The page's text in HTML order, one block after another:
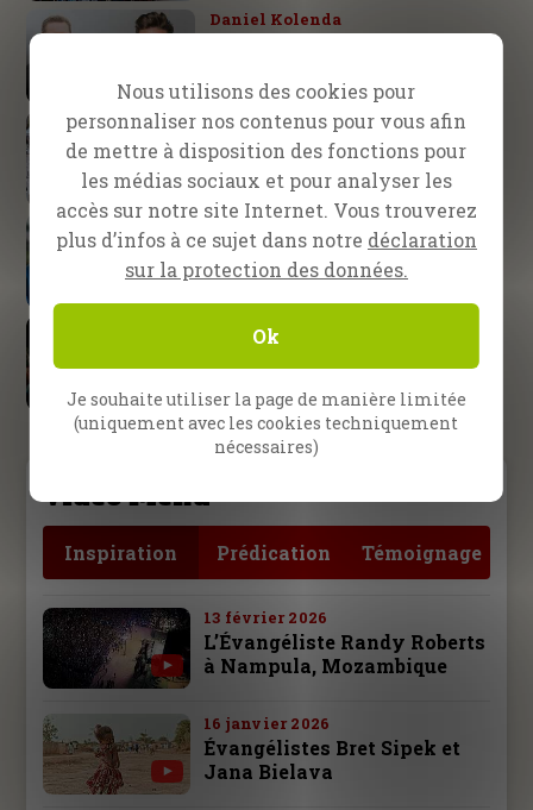
Daniel Kolenda
La victoire appartient au
Pattaya, Thaïlande
Un ‘ladyboy’ rencontre Jésus !
Équipe de CfaN
40 ans de service fidèle
Fire26
Là où est l’Esprit, là est la
liberté !
Video Menu
Inspiration Prédication Témoignage
13 février 2026
L’Évangéliste Randy Roberts
à Nampula, Mozambique
16 janvier 2026
Évangélistes Bret Sipek et
Jana Bielava
Nous utilisons des cookies pour
personnaliser nos contenus pour vous afin
de mettre à disposition des fonctions pour
les médias sociaux et pour analyser les
accès sur notre site Internet. Vous trouverez
plus d’infos à ce sujet dans notre déclaration
sur la protection des données.
Ok
Je souhaite utiliser la page de manière limitée
(uniquement avec les cookies techniquement
nécessaires)